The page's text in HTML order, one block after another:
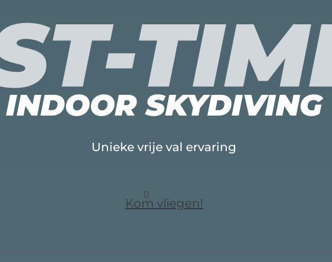
INDOOR SKYDIVING
Unieke vrije val ervaring
Kom vliegen!